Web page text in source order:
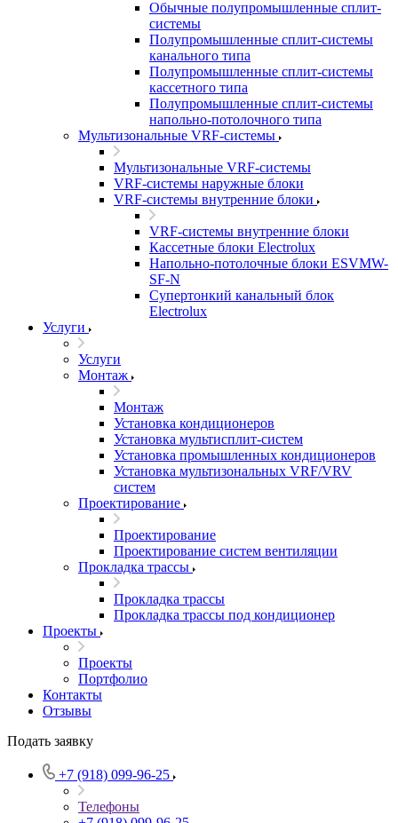
Обычные полупромышленные сплит-
системы
Полупромышленные сплит-системы
канального типа
Полупромышленные сплит-системы
кассетного типа
Полупромышленные сплит-системы
напольно-потолочного типа
Мультизональные VRF-системы
Мультизональные VRF-системы
VRF-системы наружные блоки
VRF-системы внутренние блоки
VRF-системы внутренние блоки
Кассетные блоки Electrolux
Напольно-потолочные блоки ESVMW-
SF-N
Супертонкий канальный блок
Electrolux
Услуги
Услуги
Монтаж
Монтаж
Установка кондиционеров
Установка мультисплит-систем
Установка промышленных кондиционеров
Установка мультизональных VRF/VRV
систем
Проектирование
Проектирование
Проектирование систем вентиляции
Прокладка трассы
Прокладка трассы
Прокладка трассы под кондиционер
Проекты
Проекты
Портфолио
Контакты
Отзывы
Подать заявку
+7 (918) 099-96-25
Телефоны